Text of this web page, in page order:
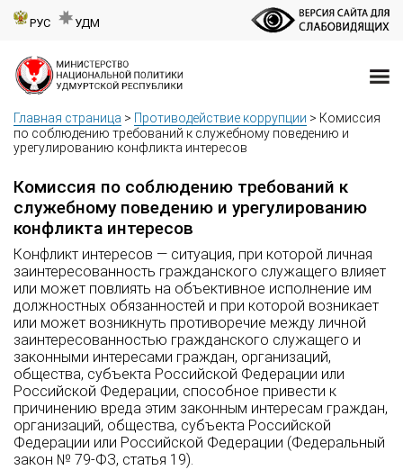
РУС УДМ
Главная страница > Противодействие коррупции > Комиссия
по соблюдению требований к служебному поведению и
урегулированию конфликта интересов
Комиссия по соблюдению требований к
служебному поведению и урегулированию
конфликта интересов
Конфликт интересов — ситуация, при которой личная
заинтересованность гражданского служащего влияет
или может повлиять на объективное исполнение им
должностных обязанностей и при которой возникает
или может возникнуть противоречие между личной
заинтересованностью гражданского служащего и
законными интересами граждан, организаций,
общества, субъекта Российской Федерации или
Российской Федерации, способное привести к
причинению вреда этим законным интересам граждан,
организаций, общества, субъекта Российской
Федерации или Российской Федерации (Федеральный
закон № 79-ФЗ, статья 19).